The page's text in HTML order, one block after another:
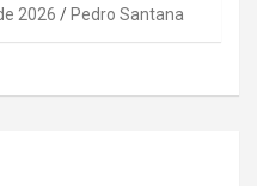
2026 Pedro Santana